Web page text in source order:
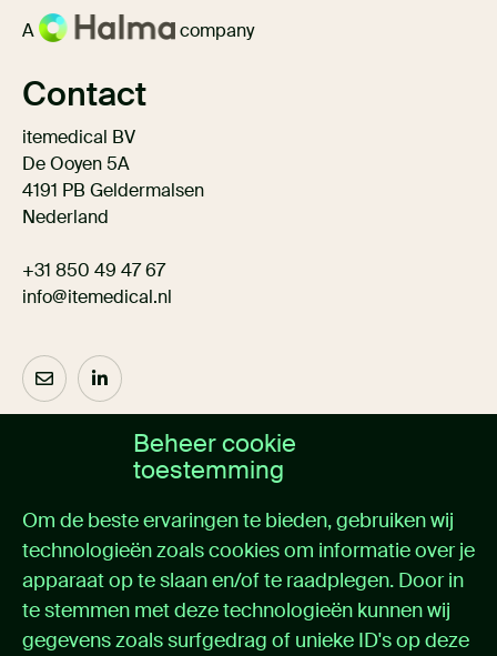
Beheer cookie
toestemming
Om de beste ervaringen te bieden, gebruiken wij
technologieën zoals cookies om informatie over je
apparaat op te slaan en/of te raadplegen. Door in
te stemmen met deze technologieën kunnen wij
gegevens zoals surfgedrag of unieke ID's op deze
A company
Contact
itemedical BV
De Ooyen 5A
4191 PB Geldermalsen
Nederland
+31 850 49 47 67
info@itemedical.nl
Over ons
Oplossingen
Cases
Nieuws
Over itemedical
Contact